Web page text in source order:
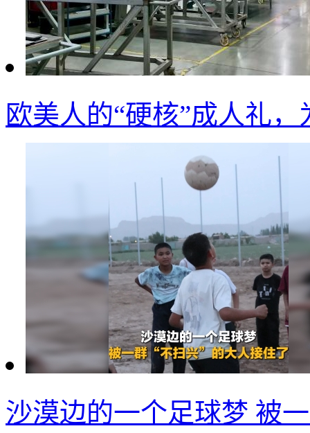
欧美人的“硬核”成人礼
沙漠边的一个足球梦 被